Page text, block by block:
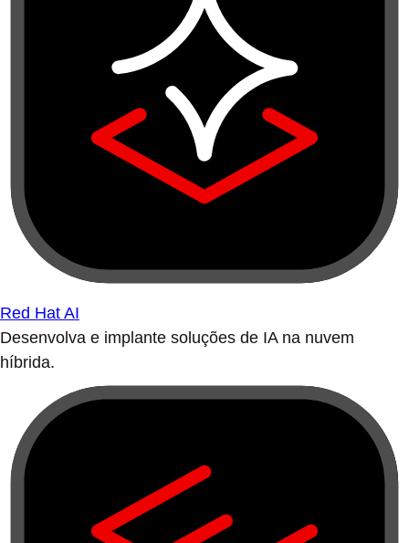
Red Hat AI
Desenvolva e implante soluções de IA na nuvem
híbrida.